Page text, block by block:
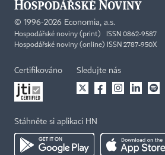
© 1996-2026 Economia, a.s.
Hospodářské noviny (print) ISSN 0862-9587
Hospodářské noviny (online) ISSN 2787-950X
Certifikováno Sledujte nás
Stáhněte si aplikaci HN